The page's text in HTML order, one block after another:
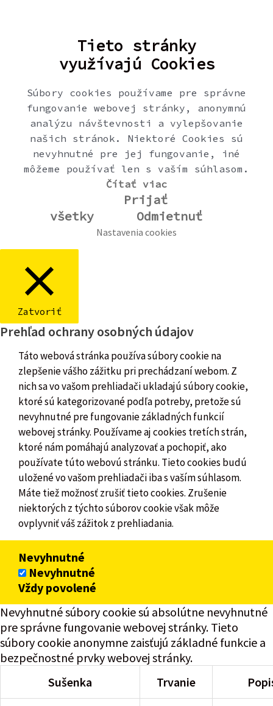
Tieto stránky
využívajú Cookies
Súbory cookies používame pre správne
fungovanie webovej stránky, anonymnú
analýzu návštevnosti a vylepšovanie
našich stránok. Niektoré Cookies sú
nevyhnutné pre jej fungovanie, iné
môžeme používať len s vaším súhlasom.
Čítať viac
Prijať
všetky
Odmietnuť
Nastavenia cookies
Zatvoriť
Prehľad ochrany osobných údajov
Táto webová stránka používa súbory cookie na
zlepšenie vášho zážitku pri prechádzaní webom. Z
nich sa vo vašom prehliadači ukladajú súbory cookie,
ktoré sú kategorizované podľa potreby, pretože sú
nevyhnutné pre fungovanie základných funkcií
webovej stránky. Používame aj cookies tretích strán,
ktoré nám pomáhajú analyzovať a pochopiť, ako
používate túto webovú stránku. Tieto cookies budú
uložené vo vašom prehliadači iba s vaším súhlasom.
Máte tiež možnosť zrušiť tieto cookies. Zrušenie
niektorých z týchto súborov cookie však môže
ovplyvniť váš zážitok z prehliadania.
Nevyhnutné
Nevyhnutné
Vždy povolené
Nevyhnutné súbory cookie sú absolútne nevyhnutné
pre správne fungovanie webovej stránky. Tieto
súbory cookie anonymne zaisťujú základné funkcie a
bezpečnostné prvky webovej stránky.
Sušenka
Trvanie